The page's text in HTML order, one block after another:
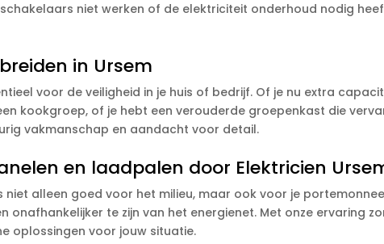
niet werken of de elektriciteit onderhoud nodig
in Ursem
voor de veiligheid in je huis of bedrijf. Of je nu extra
kookgroep, of je hebt een verouderde groepenkast die
vakmanschap en aandacht voor detail.
en laadpalen door Elektricien
niet alleen goed voor het milieu, maar ook voor je
onafhankelijker te zijn van het energienet. Met onze ervaring
oplossingen voor jouw situatie.